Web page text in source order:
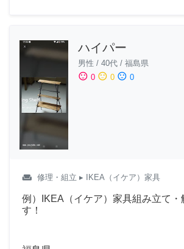
ハイパー
男性 / 40代 / 福島県
sentiment_satisfied 0 sentiment_neutral 0 sentiment_dissatisfied 0
weekend 修理・組立 ▸ IKEA（イケア）家具
例）IKEA（イケア）家具組み立て・
す！